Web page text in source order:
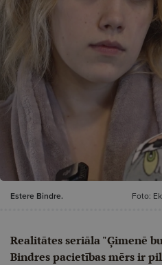
Estere Bindre. Foto:
Realitātes seriāla "Ģimenē
Bindres pacietības mērs ir